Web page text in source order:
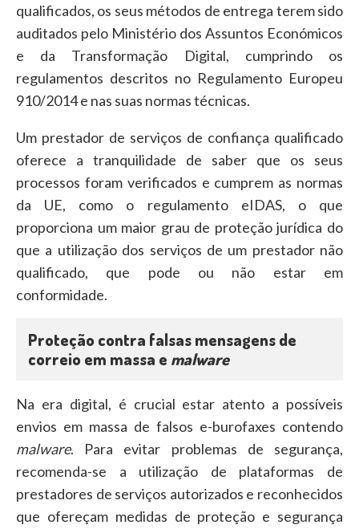
qualificados, os seus métodos de entrega terem sido
auditados pelo Ministério dos Assuntos Económicos
e da Transformação Digital, cumprindo os
regulamentos descritos no Regulamento Europeu
910/2014 e nas suas normas técnicas.
Um prestador de serviços de confiança qualificado
oferece a tranquilidade de saber que os seus
processos foram verificados e cumprem as normas
da UE, como o regulamento eIDAS, o que
proporciona um maior grau de proteção jurídica do
que a utilização dos serviços de um prestador não
qualificado, que pode ou não estar em
conformidade.
Proteção contra falsas mensagens de
correio em massa e malware
Na era digital, é crucial estar atento a possíveis
envios em massa de falsos e-burofaxes contendo
malware. Para evitar problemas de segurança,
recomenda-se a utilização de plataformas de
prestadores de serviços autorizados e reconhecidos
que ofereçam medidas de proteção e segurança